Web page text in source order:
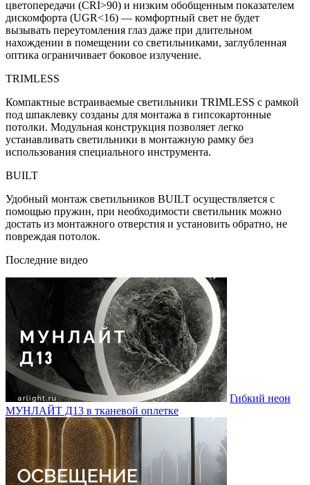
цветопередачи (CRI>90) и низким обобщенным показателем
дискомфорта (UGR<16) — комфортный свет не будет
вызывать переутомления глаз даже при длительном
нахождении в помещении со светильниками, заглубленная
оптика ограничивает боковое излучение.
TRIMLESS
Компактные встраиваемые светильники TRIMLESS с рамкой
под шпаклевку созданы для монтажа в гипсокартонные
потолки. Модульная конструкция позволяет легко
устанавливать светильники в монтажную рамку без
использования специального инструмента.
BUILT
Удобный монтаж светильников BUILT осуществляется с
помощью пружин, при необходимости светильник можно
достать из монтажного отверстия и установить обратно, не
повреждая потолок.
Последние видео
Гибкий неон
МУНЛАЙТ Д13 в тканевой оплетке